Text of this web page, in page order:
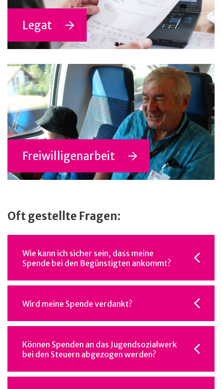
Legat
Freiwilligenarbeit
Oft gestellte Fragen:
Wie kann ich sicher sein, dass meine
Spende bei den Begünstigten ankommt?
Wird meine Spende verdankt?
Können Spenden an das Jugendsozialwerk
bei den Steuern abgezogen werden?